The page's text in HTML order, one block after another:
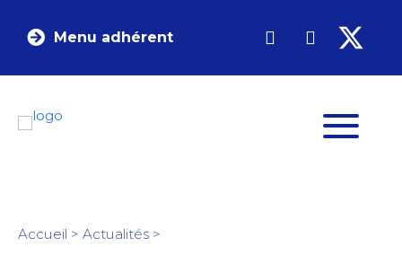
Menu adhérent
Accueil > Actualités >